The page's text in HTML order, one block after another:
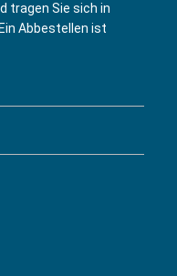
tragen Sie sich in
Abbestellen ist